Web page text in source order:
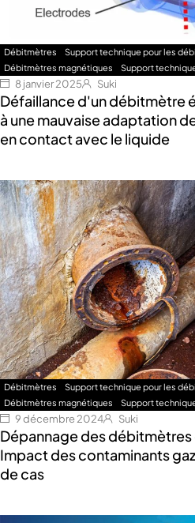
Débitmètres
Support technique pour les
Débitmètres magnétiques
Support
8 janvier 2025 Suki
Défaillance d'un débitmètre
à une mauvaise adaptation
en contact avec le liquide
Débitmètres
Support technique pour les
Débitmètres magnétiques
Support
9 décembre 2024 Suki
Dépannage des
Impact des contaminants
de cas